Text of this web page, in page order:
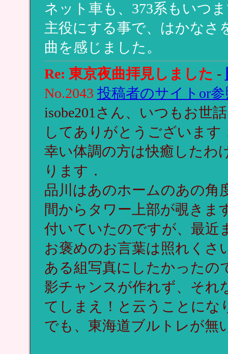
ネット車も、373系もいつ
主役にする事で、はかなさ
曲を感じました。
Re: 東京夜曲拝見しました -
No.2043 投稿者のサイトor
isobe201さん、いつもお世
してありがとうございます
幸い体調の方は快癒したわ
ります．
品川はあのホームのあの角
間からタワー上部が覗きま
付いていたのですが、最近
お褒めのお言葉は照れくさ
ある組写真にしたかったの
影チャンスが作れず、それ
てしまえ！と云うことにな
でも、東海道ブルトレが無